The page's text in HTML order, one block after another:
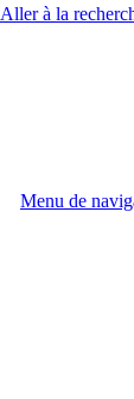
Aller à la
Menu de